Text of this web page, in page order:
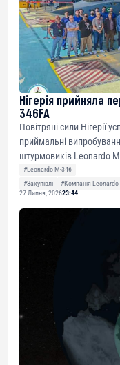
Нігерія прийняла
346FA
Повітряні сили Нігерії
приймальні
штурмовиків Leonardo
#Leonardo M-346
#Закупівлі
#Компанія Leonardo
27 Липня, 202623:44